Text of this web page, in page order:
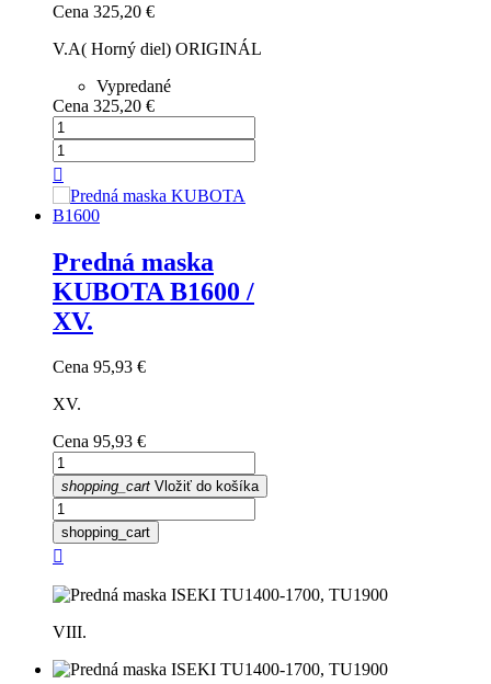
Cena 325,20 €
V.A( Horný diel) ORIGINÁL
Vypredané
Cena 325,20 €

Predná maska
KUBOTA B1600 /
XV.
Cena 95,93 €
XV.
Cena 95,93 €
shopping_cart Vložiť do košíka
shopping_cart

VIII.